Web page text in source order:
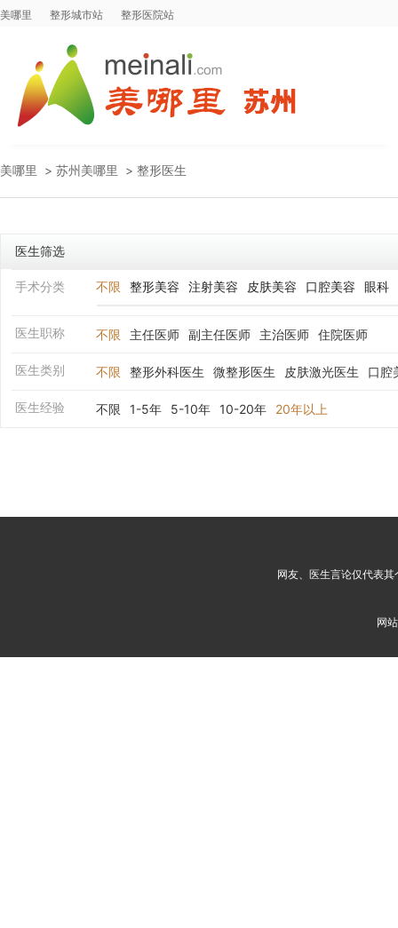
美哪里 整形城市站 整形医院站
美哪里 > 苏州美哪里 > 整形医生
医生筛选
手术分类 不限 整形美容 注射美容 皮肤美容 口腔美容 眼科
医生职称 不限 主任医师 副主任医师 主治医师 住院医师
医生类别 不限 整形外科医生 微整形医生 皮肤激光医生 口腔
医生经验 不限 1-5年 5-10年 10-20年 20年以上
网友、医生言论仅代表
网